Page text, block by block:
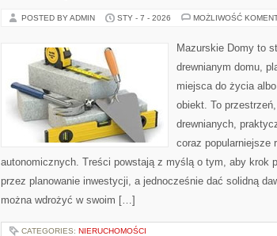
POSTED BY ADMIN STY - 7 - 2026 MOŻLIWOŚĆ
Mazurskie Domy to
drewnianym domu,
miejsca do życia
obiekt. To
drewnianych,
coraz popularniejsze
autonomicznych. Treści powstają z myślą o tym, aby krok
przez planowanie inwestycji, a jednocześnie dać solidną
można wdrożyć w swoim […]
CATEGORIES: NIERUCHOMOŚCI